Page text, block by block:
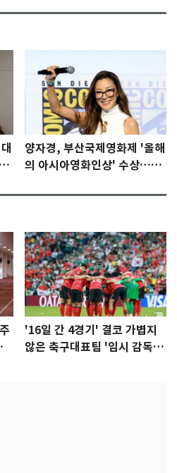
양자경, 부산국제영화제 '올해
의 아시아영화인상' 수상…15
'16일 간 4경기' 결코 가볍지
않은 축구대표팀 '임시 감독'